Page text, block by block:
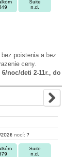
Suite
n.d.
poistenia a bez
ceny.
noc/deti 2-11r., do
nocí: 7
Suite
n.d.